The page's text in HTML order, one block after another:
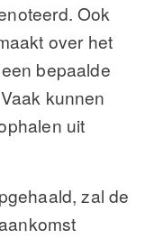
Ook
over het
bepaalde
kunnen
uit
zal de